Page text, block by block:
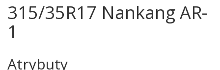
315/35R17 Nankang AR-
1
Atrybuty